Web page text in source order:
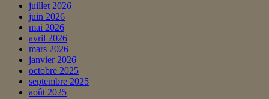
juillet 2026
juin 2026
mai 2026
avril 2026
mars 2026
janvier 2026
octobre 2025
septembre 2025
août 2025